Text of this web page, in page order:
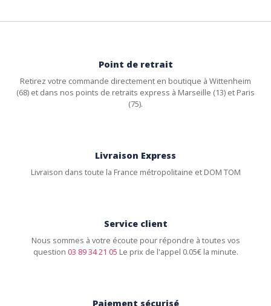
Point de retrait
Retirez votre commande directement en boutique à Wittenheim
(68) et dans nos points de retraits express à Marseille (13) et Paris
(75).
Livraison Express
Livraison dans toute la France métropolitaine et DOM TOM
Service client
Nous sommes à votre écoute pour répondre à toutes vos
question 03 89 34 21 05 Le prix de l'appel 0.05€ la minute.
Paiement sécurisé